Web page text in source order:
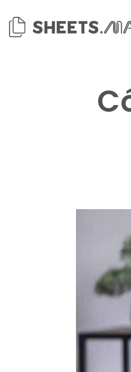
contenido